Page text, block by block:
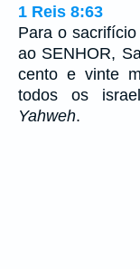
1 Reis 8:63
Para o
ao SENHOR,
cento e vinte
todos os
Yahweh.